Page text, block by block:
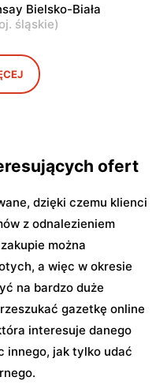
12
Bielsko-Biała
śląskie)
ofert
dzięki czemu klienci
z odnalezieniem
można
a więc w okresie
na bardzo duże
gazetkę online
interesuje danego
innego, jak tylko udać